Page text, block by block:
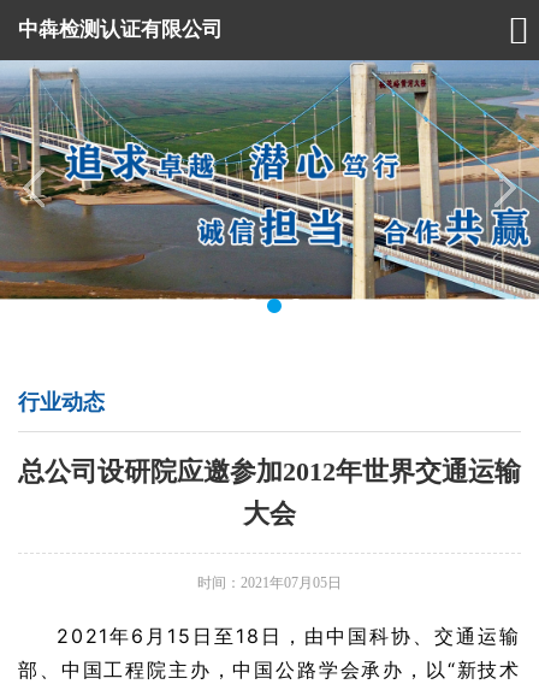
中犇检测认证有限公司 
行业动态
总公司设研院应邀参加2012年世界交通运输
大会
时间：2021年07月05日
2021年6月15日至18日，由中国科协、交通运输
部、中国工程院主办，中国公路学会承办，以“新技术